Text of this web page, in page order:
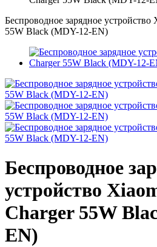
Беспроводное зарядное устройство
55W Black (MDY-12-EN)
Беспроводное
устройство
Charger 55W
EN)